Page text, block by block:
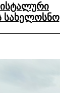
სახელოსნო